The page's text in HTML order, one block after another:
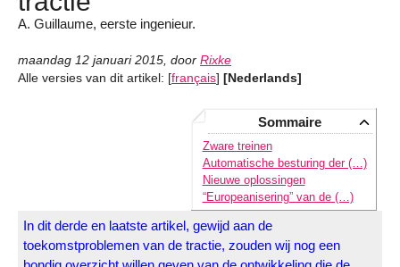
A. Guillaume, eerste ingenieur.
maandag 12 januari 2015, door Rixke
Alle versies van dit artikel: [français] [Nederlands]
Sommaire
Zware treinen
Automatische besturing der (…)
Nieuwe oplossingen
“Europeanisering” van de (…)
In dit derde en laatste artikel, gewijd aan de
toekomstproblemen van de tractie, zouden wij nog een